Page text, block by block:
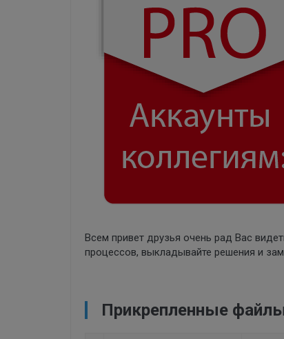
Всем привет друзья очень рад Вас
процессов, выкладывайте решения и
Прикрепленные